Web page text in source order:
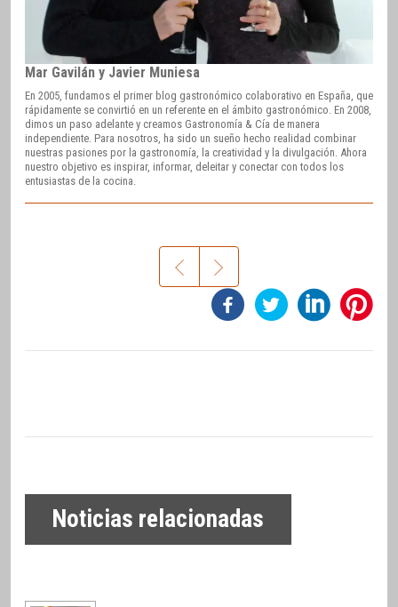
Mar Gavilán y Javier Muniesa
En 2005, fundamos el primer blog gastronómico colaborativo en España, que
rápidamente se convirtió en un referente en el ámbito gastronómico. En 2008,
dimos un paso adelante y creamos Gastronomía & Cía de manera
independiente. Para nosotros, ha sido un sueño hecho realidad combinar
nuestras pasiones por la gastronomía, la creatividad y la divulgación. Ahora
nuestro objetivo es inspirar, informar, deleitar y conectar con todos los
entusiastas de la cocina.
Noticias relacionadas